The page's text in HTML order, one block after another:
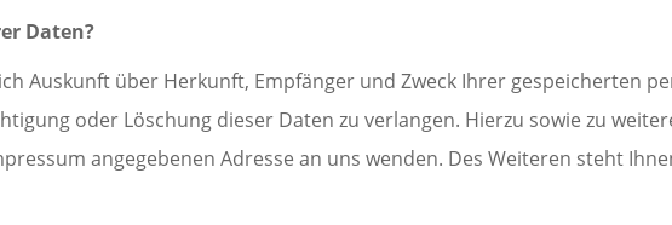
Daten?
Auskunft über Herkunft, Empfänger und Zweck Ihrer gespeicherten
oder Löschung dieser Daten zu verlangen. Hierzu sowie zu
angegebenen Adresse an uns wenden. Des Weiteren steht